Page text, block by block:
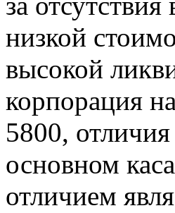
низкой
высокой
корпорация
5800,
основном
отличием